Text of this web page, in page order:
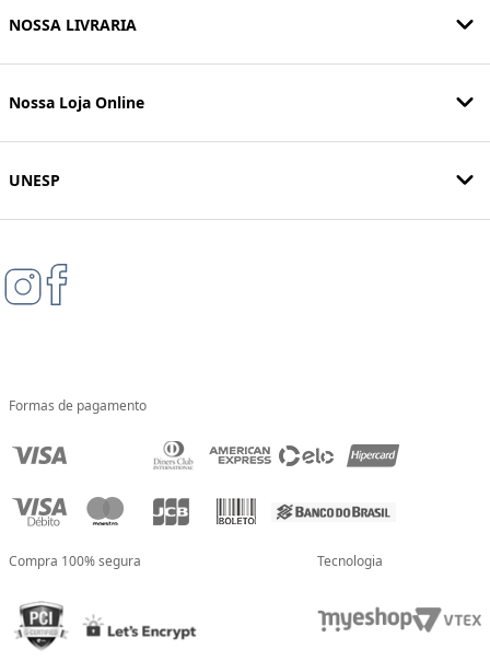
NOSSA LIVRARIA
Nossa Loja Online
UNESP
Formas de pagamento
Compra 100% segura Tecnologia